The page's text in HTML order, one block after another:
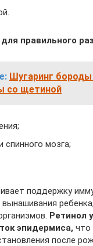
правильного
Шугаринг
со щетиной
спинного мозга;
поддержку
Ретинол
эпидермиса, что
после